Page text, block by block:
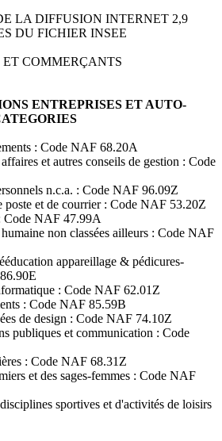
LA DIFFUSION INTERNET 2,9
DU FICHIER INSEE
ET COMMERÇANTS
ENTREPRISES ET AUTO-
: Code NAF 68.20A
et autres conseils de gestion : Code
n.c.a. : Code NAF 96.09Z
poste et de courrier : Code NAF 53.20Z
Code NAF 47.99A
non classées ailleurs : Code NAF
appareillage & pédicures-
: Code NAF 62.01Z
: Code NAF 85.59B
de design : Code NAF 74.10Z
publiques et communication : Code
: Code NAF 68.31Z
et des sages-femmes : Code NAF
sportives et d'activités de loisirs